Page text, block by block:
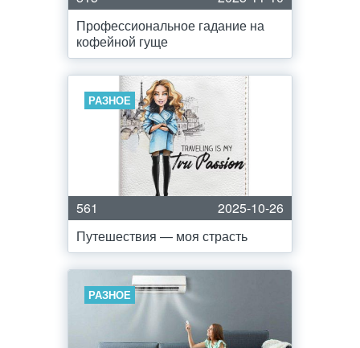
Профессиональное гадание на
кофейной гуще
РАЗНОЕ
561
2025-10-26
Путешествия — моя страсть
РАЗНОЕ